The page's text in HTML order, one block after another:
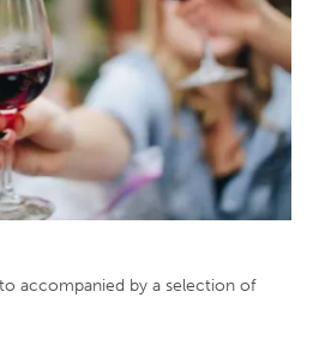
accompanied by a selection of